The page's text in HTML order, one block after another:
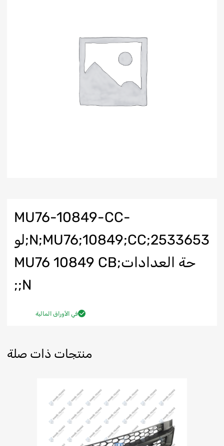
MU76-10849-CC-
N;MU76;10849;CC;2533653;لو
حة العدادات;MU76 10849 CB
N;;
في الأوراق المالية
منتجات ذات صلة